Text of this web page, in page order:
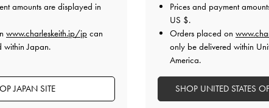
amounts are displayed in
www.charleskeith.jp/jp can
within Japan.
JAPAN SITE
Prices and payment
US $.
Orders placed on
only be delivered within
America.
SHOP UNITED STATES